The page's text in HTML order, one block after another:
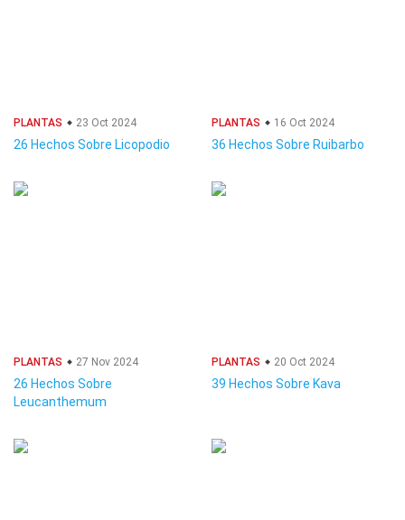
PLANTAS 23 Oct 2024
26 Hechos Sobre Licopodio
PLANTAS 16 Oct 2024
36 Hechos Sobre Ruibarbo
PLANTAS 27 Nov 2024
26 Hechos Sobre
Leucanthemum
PLANTAS 20 Oct 2024
39 Hechos Sobre Kava